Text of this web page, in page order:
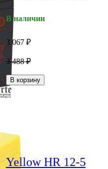
В наличии
3 067 ₽
3 488₽
В корзину
Yellow HR 12-5